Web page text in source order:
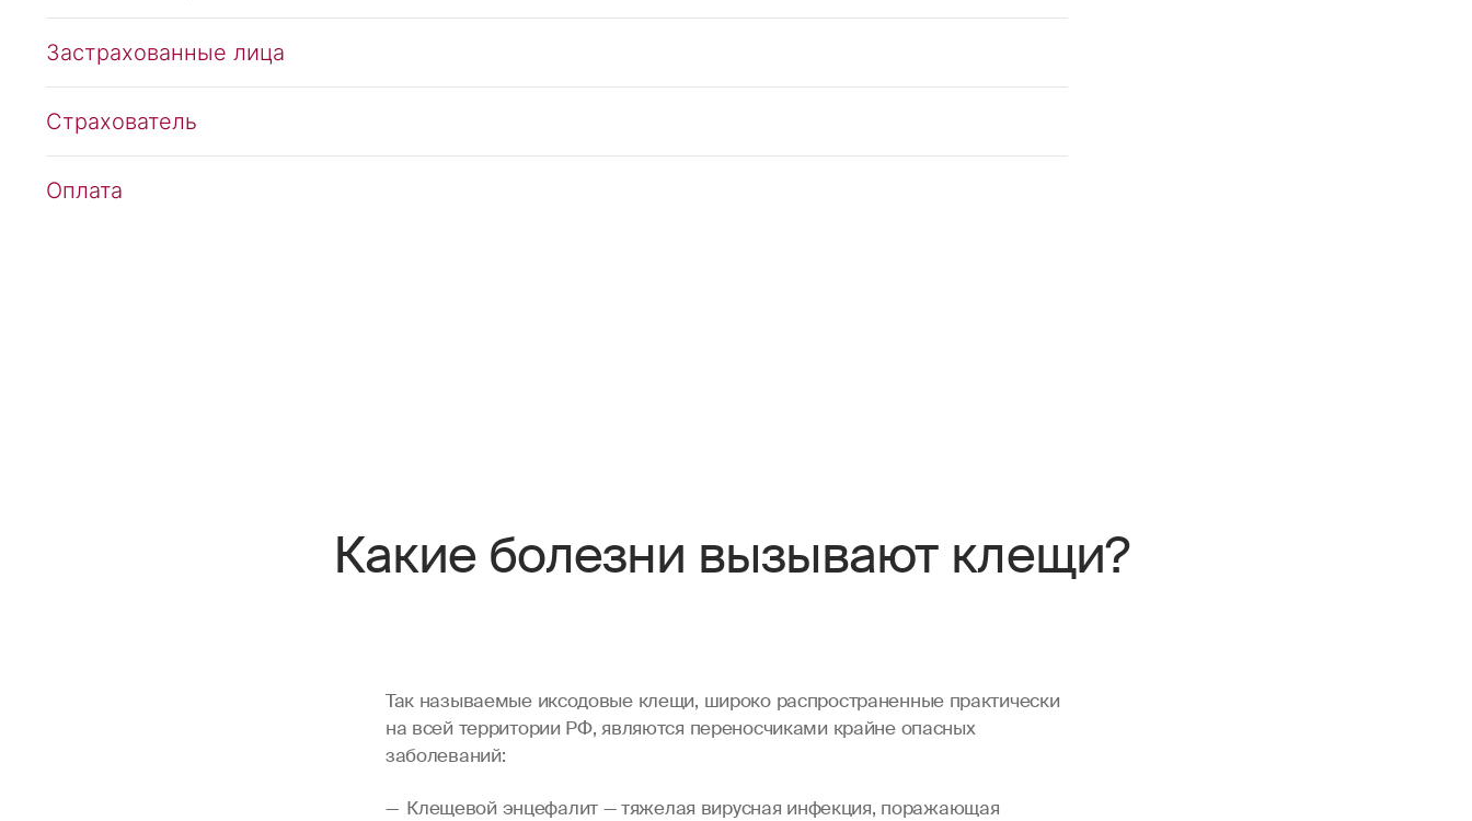
Какие болезни вызывают клещи?
Так называемые иксодовые клещи, широко распространенные практически
на всей территории РФ, являются переносчиками крайне опасных
заболеваний:
Клещевой энцефалит — тяжелая вирусная инфекция, поражающая